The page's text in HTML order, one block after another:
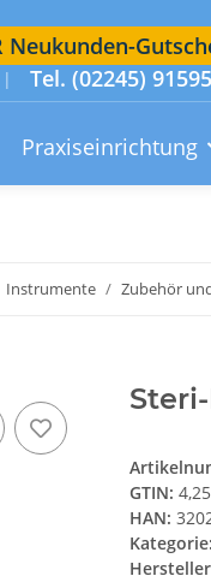
Neukunden-
| Tel. (02245)
Praxiseinrichtung
Wunschzettel
Instrumente Zubehör
GTIN:
HAN:
Kategorie: